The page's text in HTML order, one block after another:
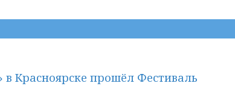
Красноярске прошёл Фестиваль